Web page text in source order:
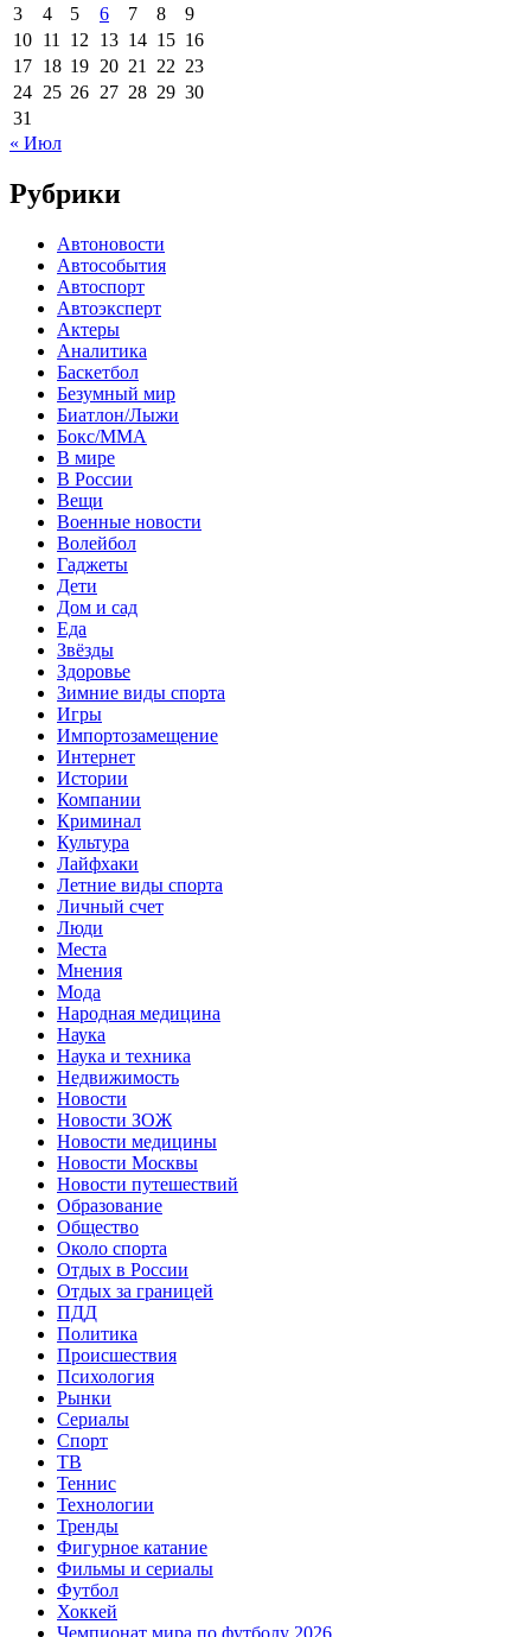
3
4 5 6 7 8
9
10 11 12 13 14 15 16
17 18 19 20 21 22 23
24 25 26 27 28 29 30
31
« Июл
Рубрики
Автоновости
Автособытия
Автоспорт
Автоэксперт
Актеры
Аналитика
Баскетбол
Безумный мир
Биатлон/Лыжи
Бокс/MMA
В мире
В России
Вещи
Военные новости
Волейбол
Гаджеты
Дети
Дом и сад
Еда
Звёзды
Здоровье
Зимние виды спорта
Игры
Импортозамещение
Интернет
Истории
Компании
Криминал
Культура
Лайфхаки
Летние виды спорта
Личный счет
Люди
Места
Мнения
Мода
Народная медицина
Наука
Наука и техника
Недвижимость
Новости
Новости ЗОЖ
Новости медицины
Новости Москвы
Новости путешествий
Образование
Общество
Около спорта
Отдых в России
Отдых за границей
ПДД
Политика
Происшествия
Психология
Рынки
Сериалы
Спорт
ТВ
Теннис
Технологии
Тренды
Фигурное катание
Фильмы и сериалы
Футбол
Хоккей
Чемпионат мира по футболу 2026